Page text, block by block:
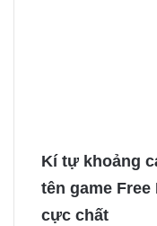
Kí tự khoảng
tên game
cực chất